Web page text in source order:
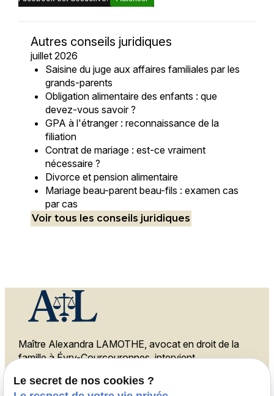
Autres conseils juridiques
juillet 2026
Saisine du juge aux affaires familiales par les
grands-parents
Obligation alimentaire des enfants : que
devez-vous savoir ?
GPA à l'étranger : reconnaissance de la
filiation
Contrat de mariage : est-ce vraiment
nécessaire ?
Divorce et pension alimentaire
Mariage beau-parent beau-fils : examen cas
par cas
Voir tous les conseils juridiques
Maître Alexandra LAMOTHE, avocat en droit de la
famille à Évry-Courcouronnes, intervient
Essonnes.
Le secret de nos cookies ?